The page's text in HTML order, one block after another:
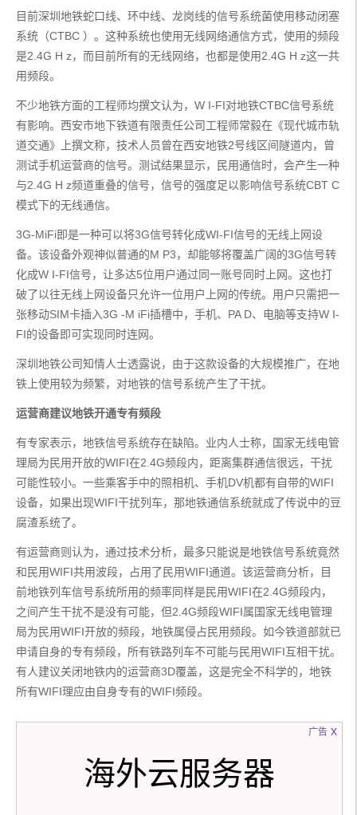
目前深圳地铁蛇口线、环中线、龙岗线的信号系统菌使用移动闭塞
系统（CTBC ）。这种系统也使用无线网络通信方式，使用的频段
是2.4G H z，而目前所有的无线网络，也都是使用2.4G H z这一共
用频段。
不少地铁方面的工程师均撰文认为，W I-FI对地铁CTBC信号系统
有影响。西安市地下铁道有限责任公司工程师常毅在《现代城市轨
道交通》上撰文称，技术人员曾在西安地铁2号线区间隧道内，曾
测试手机运营商的信号。测试结果显示，民用通信时，会产生一种
与2.4G H z频道重叠的信号，信号的强度足以影响信号系统CBT C
模式下的无线通信。
3G-MiFi即是一种可以将3G信号转化成WI-FI信号的无线上网设
备。该设备外观神似普通的M P3，却能够将覆盖广阔的3G信号转
化成W I-FI信号，让多达5位用户通过同一账号同时上网。这也打
破了以往无线上网设备只允许一位用户上网的传统。用户只需把一
张移动SIM卡插入3G -M iFi插槽中，手机、PA D、电脑等支持W I-
FI的设备即可实现同时连网。
深圳地铁公司知情人士透露说，由于这款设备的大规模推广，在地
铁上使用较为频繁，对地铁的信号系统产生了干扰。
运营商建议地铁开通专有频段
有专家表示，地铁信号系统存在缺陷。业内人士称，国家无线电管
理局为民用开放的WIFI在2.4G频段内，距离集群通信很远，干扰
可能性较小。一些乘客手中的照相机、手机DV机都有自带的WIFI
设备，如果出现WIFI干扰列车，那地铁通信系统就成了传说中的豆
腐渣系统了。
有运营商则认为，通过技术分析，最多只能说是地铁信号系统竟然
和民用WIFI共用波段，占用了民用WIFI通道。该运营商分析，目
前地铁列车信号系统所用的频率同样是民用WIFI在2.4G频段内，
之间产生干扰不是没有可能，但2.4G频段WIFI属国家无线电管理
局为民用WIFI开放的频段，地铁属侵占民用频段。如今铁道部就已
申请自身的专有频段，所有铁路列车不可能与民用WIFI互相干扰。
有人建议关闭地铁内的运营商3D覆盖，这是完全不科学的，地铁
所有WIFI理应由自身专有的WIFI频段。
广告
海外云服务器
x